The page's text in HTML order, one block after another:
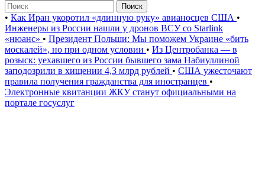
Поиск
• Как Иран укоротил «длинную руку» авианосцев США •
Инженеры из России нашли у дронов ВСУ со Starlink
«нюанс» • Президент Польши: Мы поможем Украине «бить
москалей», но при одном условии • Из Центробанка — в
розыск: уехавшего из России бывшего зама Набиуллиной
заподозрили в хищении 4,3 млрд рублей • США ужесточают
правила получения гражданства для иностранцев •
Электронные квитанции ЖКУ станут официальными на
портале госуслуг